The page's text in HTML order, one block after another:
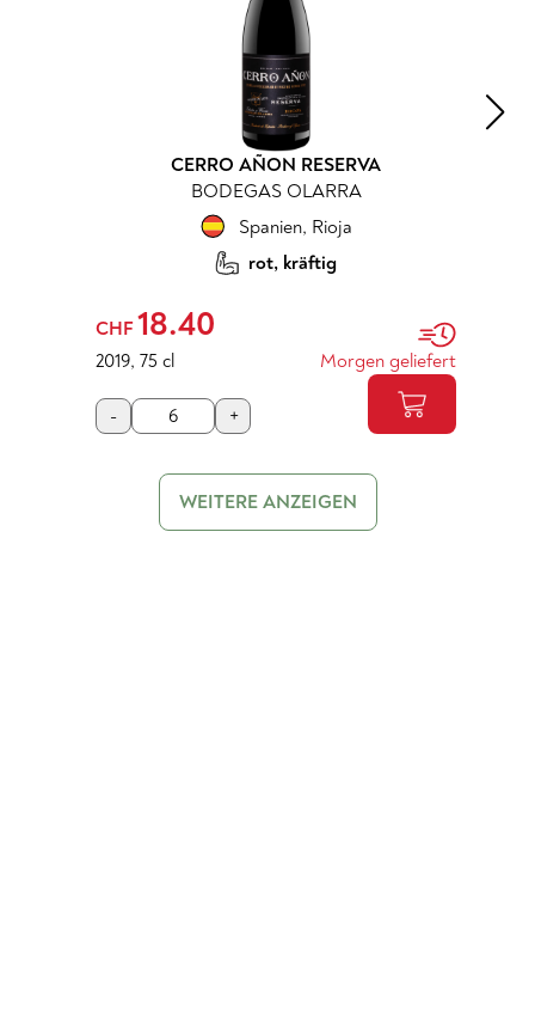
CERRO AÑON RESERVA
BODEGAS OLARRA
Spanien, Rioja
rot, kräftig
CHF 18.40
2019, 75 cl Morgen geliefert
- +
WEITERE ANZEIGEN